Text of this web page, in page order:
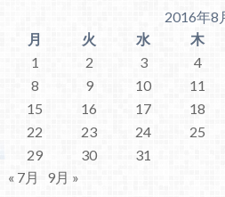
2016年8
月
火 水 木
1
2 3 4
8
9 10 11
15
16 17 18
22
23 24 25
29
30
31
« 7月
9月 »